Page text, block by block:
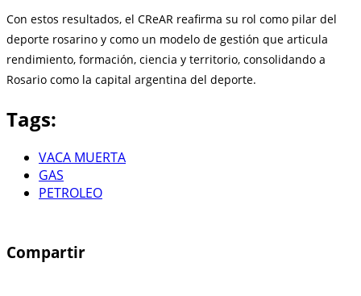
Con estos resultados, el CReAR reafirma su rol como pilar del
deporte rosarino y como un modelo de gestión que articula
rendimiento, formación, ciencia y territorio, consolidando a
Rosario como la capital argentina del deporte.
Tags:
VACA MUERTA
GAS
PETROLEO
Compartir